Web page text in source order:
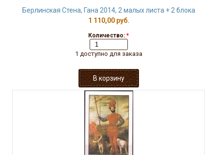
Берлинская Стена, Гана 2014, 2 малых листа + 2 блока
1 110,00 руб.
Количество: *
1 доступно для заказа